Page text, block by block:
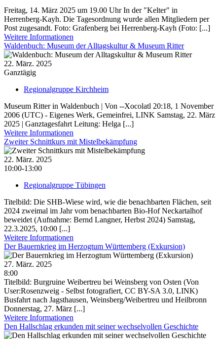
Freitag, 14. März 2025 um 19.00 Uhr In der "Kelter" in
Herrenberg-Kayh. Die Tagesordnung wurde allen Mitgliedern per
Post zugesandt. Foto: Grafenberg bei Herrenberg-Kayh (Foto: [...]
Weitere Informationen
Waldenbuch: Museum der Alltagskultur & Museum Ritter
22. März. 2025
Ganztägig
Regionalgruppe Kirchheim
Museum Ritter in Waldenbuch | Von --Xocolatl 20:18, 1 November
2006 (UTC) - Eigenes Werk, Gemeinfrei, LINK Samstag, 22. März
2025 | Ganztagesfahrt Leitung: Helga [...]
Weitere Informationen
Zweiter Schnittkurs mit Mistelbekämpfung
22. März. 2025
10:00-13:00
Regionalgruppe Tübingen
Titelbild: Die SHB-Wiese wird, wie die benachbarten Flächen, seit
2024 zweimal im Jahr vom benachbarten Bio-Hof Neckartalhof
beweidet (Aufnahme: Bernd Langner, Herbst 2024) Samstag,
22.3.2025, 10:00 [...]
Weitere Informationen
Der Bauernkrieg im Herzogtum Württemberg (Exkursion)
27. März. 2025
8:00
Titelbild: Burgruine Weibertreu bei Weinsberg von Osten (Von
User:Rosenzweig - Selbst fotografiert, CC BY-SA 3.0, LINK)
Busfahrt nach Jagsthausen, Weinsberg/Weibertreu und Heilbronn
Donnerstag, 27. März [...]
Weitere Informationen
Den Hallschlag erkunden mit seiner wechselvollen Geschichte